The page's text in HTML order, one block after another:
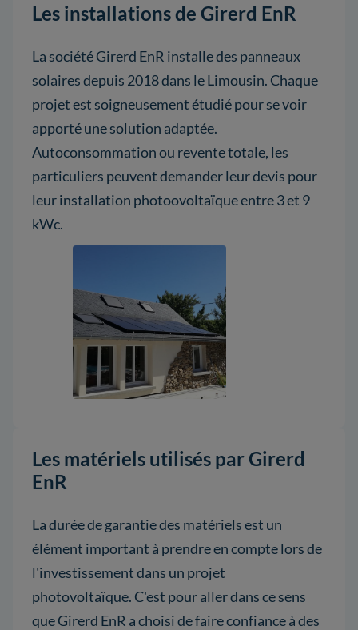
Les installations de Girerd EnR
La société Girerd EnR installe des panneaux
solaires depuis 2018 dans le Limousin. Chaque
projet est soigneusement étudié pour se voir
apporté une solution adaptée.
Autoconsommation ou revente totale, les
particuliers peuvent demander leur devis pour
leur installation photoovoltaïque entre 3 et 9
kWc.
Les matériels utilisés par Girerd
EnR
La durée de garantie des matériels est un
élément important à prendre en compte lors de
l'investissement dans un projet
photovoltaïque. C'est pour aller dans ce sens
que Girerd EnR a choisi de faire confiance à des